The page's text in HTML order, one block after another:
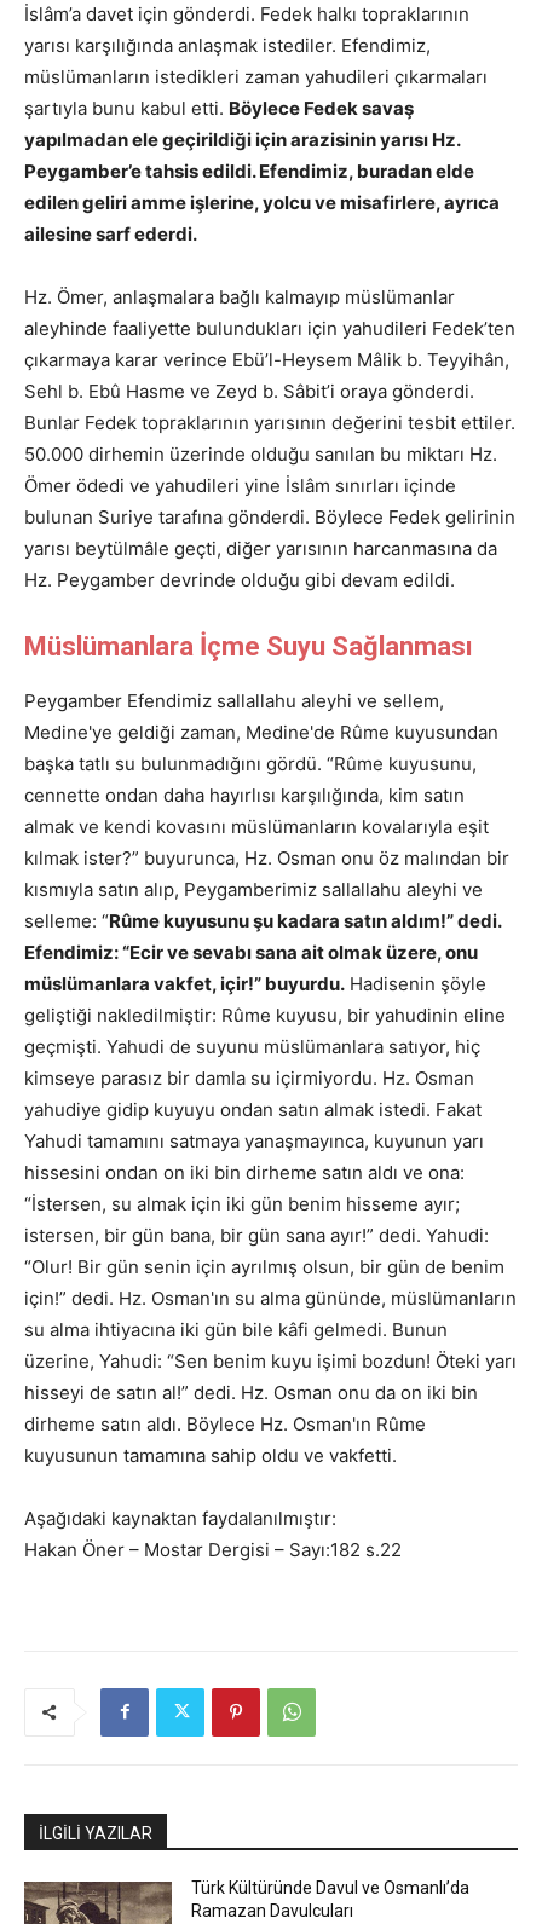
İslâm’a davet için gönderdi. Fedek halkı topraklarının
yarısı karşılığında anlaşmak istediler. Efendimiz,
müslümanların istedikleri zaman yahudileri çıkarmaları
şartıyla bunu kabul etti. Böylece Fedek savaş
yapılmadan ele geçirildiği için arazisinin yarısı Hz.
Peygamber’e tahsis edildi. Efendimiz, buradan elde
edilen geliri amme işlerine, yolcu ve misafirlere, ayrıca
ailesine sarf ederdi.
Hz. Ömer, anlaşmalara bağlı kalmayıp müslümanlar
aleyhinde faaliyette bulundukları için yahudileri Fedek’ten
çıkarmaya karar verince Ebü’l-Heysem Mâlik b. Teyyihân,
Sehl b. Ebû Hasme ve Zeyd b. Sâbit’i oraya gönderdi.
Bunlar Fedek topraklarının yarısının değerini tesbit ettiler.
50.000 dirhemin üzerinde olduğu sanılan bu miktarı Hz.
Ömer ödedi ve yahudileri yine İslâm sınırları içinde
bulunan Suriye tarafına gönderdi. Böylece Fedek gelirinin
yarısı beytülmâle geçti, diğer yarısının harcanmasına da
Hz. Peygamber devrinde olduğu gibi devam edildi.
Müslümanlara İçme Suyu Sağlanması
Peygamber Efendimiz sallallahu aleyhi ve sellem,
Medine'ye geldiği zaman, Medine'de Rûme kuyusundan
başka tatlı su bulunmadığını gördü. “Rûme kuyusunu,
cennette ondan daha hayırlısı karşılığında, kim satın
almak ve kendi kovasını müslümanların kovalarıyla eşit
kılmak ister?” buyurunca, Hz. Osman onu öz malından bir
kısmıyla satın alıp, Peygamberimiz sallallahu aleyhi ve
selleme: “Rûme kuyusunu şu kadara satın aldım!” dedi.
Efendimiz: “Ecir ve sevabı sana ait olmak üzere, onu
müslümanlara vakfet, içir!” buyurdu. Hadisenin şöyle
geliştiği nakledilmiştir: Rûme kuyusu, bir yahudinin eline
geçmişti. Yahudi de suyunu müslümanlara satıyor, hiç
kimseye parasız bir damla su içirmiyordu. Hz. Osman
yahudiye gidip kuyuyu ondan satın almak istedi. Fakat
Yahudi tamamını satmaya yanaşmayınca, kuyunun yarı
hissesini ondan on iki bin dirheme satın aldı ve ona:
“İstersen, su almak için iki gün benim hisseme ayır;
istersen, bir gün bana, bir gün sana ayır!” dedi. Yahudi:
“Olur! Bir gün senin için ayrılmış olsun, bir gün de benim
için!” dedi. Hz. Osman'ın su alma gününde, müslümanların
su alma ihtiyacına iki gün bile kâfi gelmedi. Bunun
üzerine, Yahudi: “Sen benim kuyu işimi bozdun! Öteki yarı
hisseyi de satın al!” dedi. Hz. Osman onu da on iki bin
dirheme satın aldı. Böylece Hz. Osman'ın Rûme
kuyusunun tamamına sahip oldu ve vakfetti.
Aşağıdaki kaynaktan faydalanılmıştır:
Hakan Öner – Mostar Dergisi – Sayı:182 s.22
İLGİLİ YAZILAR
Türk Kültüründe Davul ve Osmanlı’da
Ramazan Davulcuları